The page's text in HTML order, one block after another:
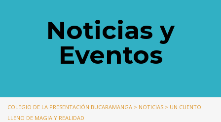
Noticias y
Eventos
COLEGIO DE LA PRESENTACIÓN BUCARAMANGA > NOTICIAS > UN CUENTO
LLENO DE MAGIA Y REALIDAD